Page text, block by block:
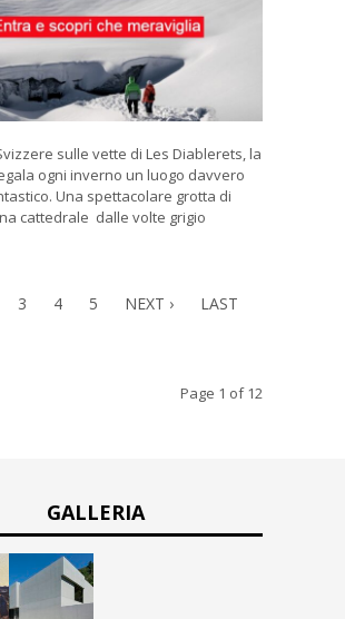
sulle vette di Les Diablerets, la
ogni inverno un luogo davvero
Una spettacolare grotta di
cattedrale dalle volte grigio
3 4 5 NEXT ›
LAST
Page 1 of 12
GALLERIA